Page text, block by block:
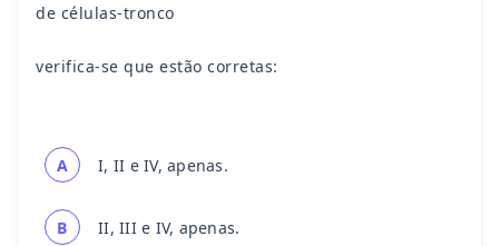
de células-tronco
verifica-se que estão corretas:
A I, II e IV, apenas.
B II, III e IV, apenas.